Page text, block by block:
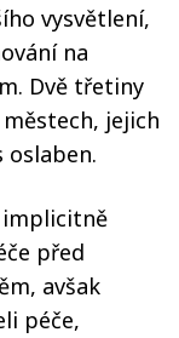
vysvětlení,
na
Dvě třetiny
jejich
implicitně
před
avšak
péče,